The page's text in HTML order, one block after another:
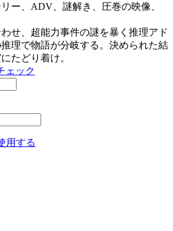
ー、ADV、謎解き、圧巻の映像、
せ、超能力事件の謎を暴く推理アド
理で物語が分岐する。決められた結
たどり着け。
ェック
用する